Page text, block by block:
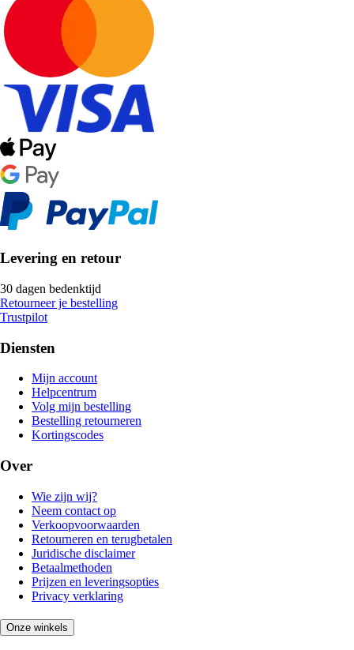
Levering en retour
30 dagen bedenktijd
Retourneer je bestelling
Trustpilot
Diensten
Mijn account
Helpcentrum
Volg mijn bestelling
Bestelling retourneren
Kortingscodes
Over
Wie zijn wij?
Neem contact op
Verkoopvoorwaarden
Retourneren en terugbetalen
Juridische disclaimer
Betaalmethoden
Prijzen en leveringsopties
Privacy verklaring
Onze winkels